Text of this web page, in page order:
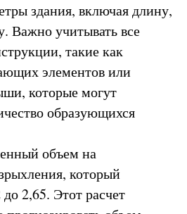
здания, включая длину,
Важно учитывать все
такие как
элементов или
которые могут
образующихся
объем на
который
до 2,65. Этот расчет